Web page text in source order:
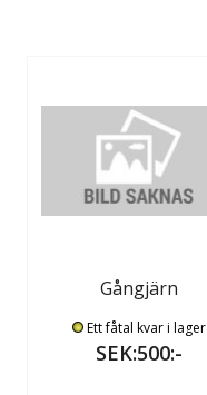
Gångjärn
Ett fåtal kvar i lager
SEK:500:-